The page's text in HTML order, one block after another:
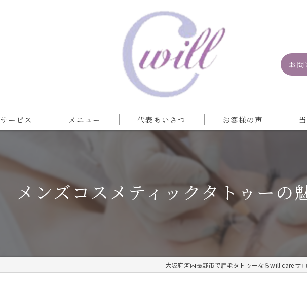
お問
サービス メニュー 代表あいさつ お客様の声
MRI
自然
サロ
メンズコスメティックタトゥーの
大阪府河内長野市で眉毛タトゥーならwill care サ